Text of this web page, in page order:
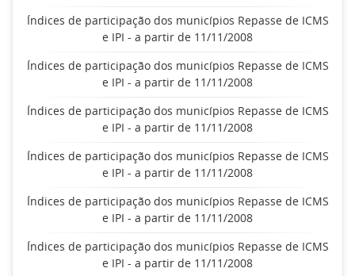
Índices de participação dos municípios Repasse de ICMS
e IPI - a partir de 11/11/2008
Índices de participação dos municípios Repasse de ICMS
e IPI - a partir de 11/11/2008
Índices de participação dos municípios Repasse de ICMS
e IPI - a partir de 11/11/2008
Índices de participação dos municípios Repasse de ICMS
e IPI - a partir de 11/11/2008
Índices de participação dos municípios Repasse de ICMS
e IPI - a partir de 11/11/2008
Índices de participação dos municípios Repasse de ICMS
e IPI - a partir de 11/11/2008